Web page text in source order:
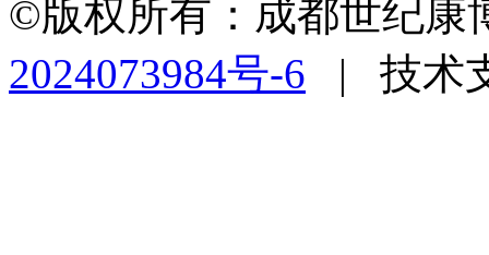
©版权所有：成都世纪康
2024073984号-6 | 技术